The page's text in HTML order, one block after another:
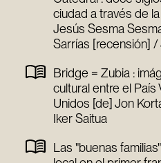
ciudad a través de
Jesús Sesma
Sarrías [recensión]
Bridge = Zubia :
cultural entre el
Unidos [de] Jon
Iker Saitua
Las "buenas